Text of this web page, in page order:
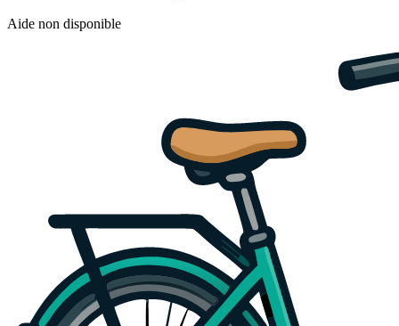
Aide non disponible